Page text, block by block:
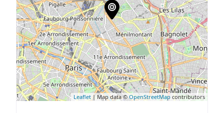
Leaflet| Map data ©OpenStreetMapcontributors